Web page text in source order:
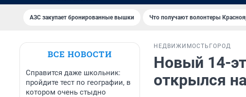
AЗС закупает бронированные вышки Что получают волонтеры
ВСЕ НОВОСТИ
Справится даже школьник:
пройдите тест по географии, в
котором очень стыдно
НЕДВИЖИМОСТЬ ГОРОД
Новый 14-
открылся